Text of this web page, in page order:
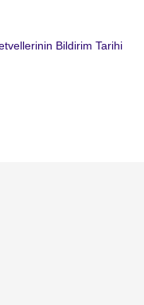
Bildirim Tarihi